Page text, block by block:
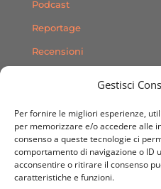
Gestisci
Per fornire le migliori esperienze,
per memorizzare e/o accedere alle
consenso a queste tecnologie ci
comportamento di navigazione o ID
acconsentire o ritirare il consenso
caratteristiche e funzioni.
Podcast
Reportage
Recensioni
Contatti
SEGUICI SUI SOCIAL